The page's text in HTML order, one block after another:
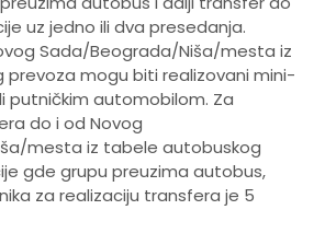
uz jedno ili dva presedanja.
Sada/Beograda/Niša/mesta iz
mogu biti realizovani mini-
putničkim automobilom. Za
do i od Novog
mesta iz tabele autobuskog
gde grupu preuzima autobus,
za realizaciju transfera je 5